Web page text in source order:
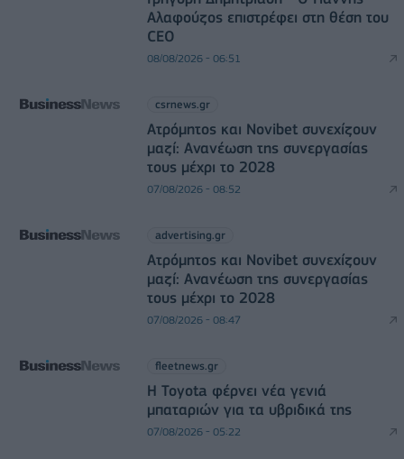
Αλαφούζος επιστρέφει στη θέση του
CEO
08/08/2026 - 06:51
csrnews.gr
Ατρόμητος και Novibet συνεχίζουν
μαζί: Ανανέωση της συνεργασίας
τους μέχρι το 2028
07/08/2026 - 08:52
advertising.gr
Ατρόμητος και Novibet συνεχίζουν
μαζί: Ανανέωση της συνεργασίας
τους μέχρι το 2028
07/08/2026 - 08:47
fleetnews.gr
Η Toyota φέρνει νέα γενιά
μπαταριών για τα υβριδικά της
07/08/2026 - 05:22